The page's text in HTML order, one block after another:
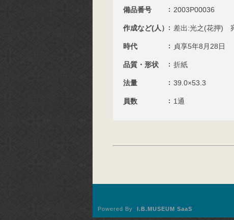
備品番号 2003P00036
作成など(人） 差出:光之(花押)
時代 貞享5年8月28日
品質・形状 折紙
法量 39.0×53.3
員数 1通
Powered By I.B.MUSEUM SaaS